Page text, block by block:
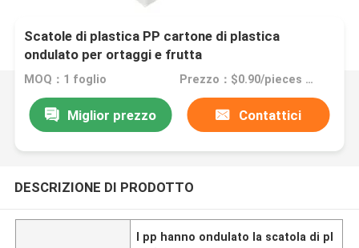
Scatole di plastica PP cartone di plastica
ondulato per ortaggi e frutta
MOQ：1 foglio Prezzo：$0.90/pieces 1-4999 pieces
Miglior prezzo Contattici
DESCRIZIONE DI PRODOTTO
I pp hanno ondulato la scatola di pl